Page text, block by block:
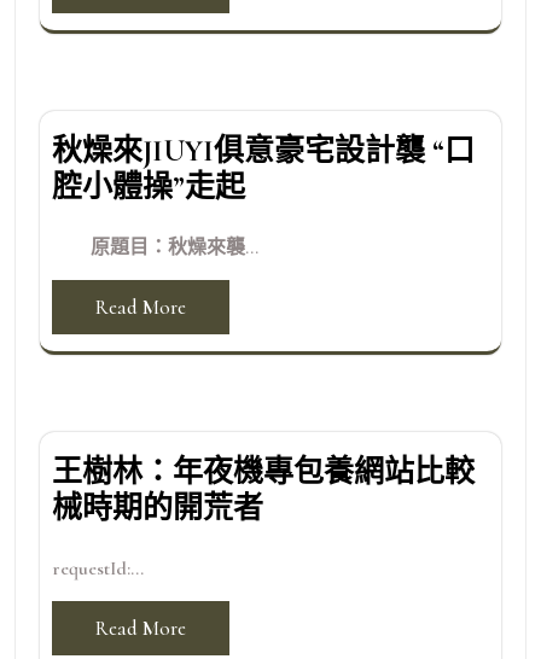
秋燥來JIUYI俱意豪宅設計襲 “口
腔小體操”走起
原題目：秋燥來襲...
Read More
王樹林：年夜機專包養網站比較
械時期的開荒者
requestId:...
Read More